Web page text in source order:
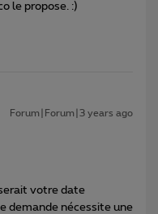
le propose. :)
Forum|Forum|3 years ago
votre date
demande nécessite une